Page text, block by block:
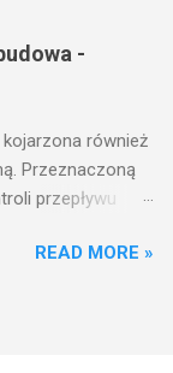
-
również
Przeznaczoną
przepływu
jest obiektem
dla
READ MORE »